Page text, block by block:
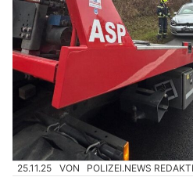
25.11.25 VON POLIZEI.NEWS